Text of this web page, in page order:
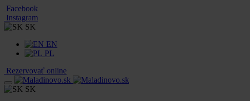
Facebook
Instagram
SK
EN
PL
Rezervovať online
SK